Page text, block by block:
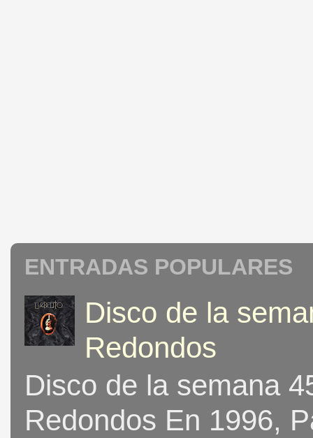
ENTRADAS POPULARES
Disco de la
Redondos
Disco de la semana
Redondos En 1996,